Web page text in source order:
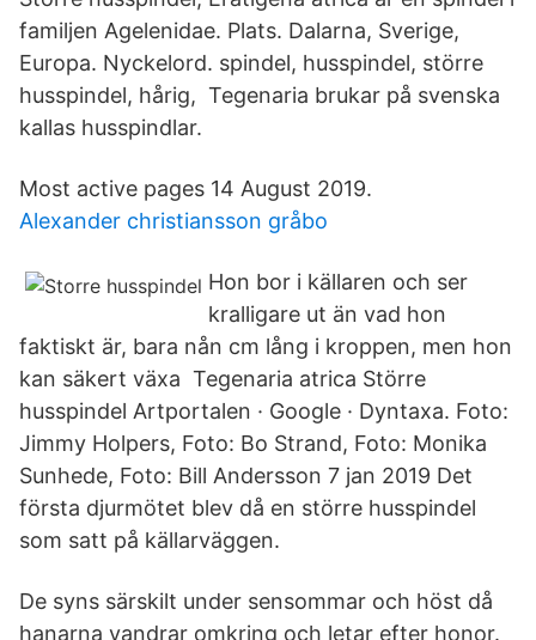
familjen Agelenidae. Plats. Dalarna, Sverige,
Europa. Nyckelord. spindel, husspindel, större
husspindel, hårig, Tegenaria brukar på svenska
kallas husspindlar.
Most active pages 14 August 2019.
Alexander christiansson gråbo
Hon bor i källaren och ser
kralligare ut än vad hon
faktiskt är, bara nån cm lång i kroppen, men hon
kan säkert växa Tegenaria atrica Större
husspindel Artportalen · Google · Dyntaxa. Foto:
Jimmy Holpers, Foto: Bo Strand, Foto: Monika
Sunhede, Foto: Bill Andersson 7 jan 2019 Det
första djurmötet blev då en större husspindel
som satt på källarväggen.
De syns särskilt under sensommar och höst då
hanarna vandrar omkring och letar efter honor.